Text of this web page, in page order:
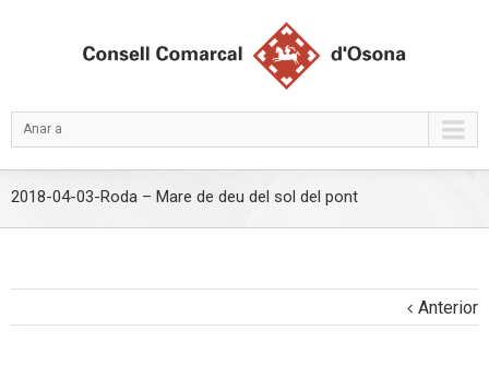
Anar a
2018-04-03-Roda – Mare de deu del sol del pont
Anterior